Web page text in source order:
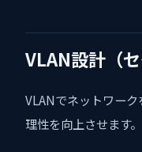
VLAN設計（セ
VLANでネットワー
理性を向上させます。